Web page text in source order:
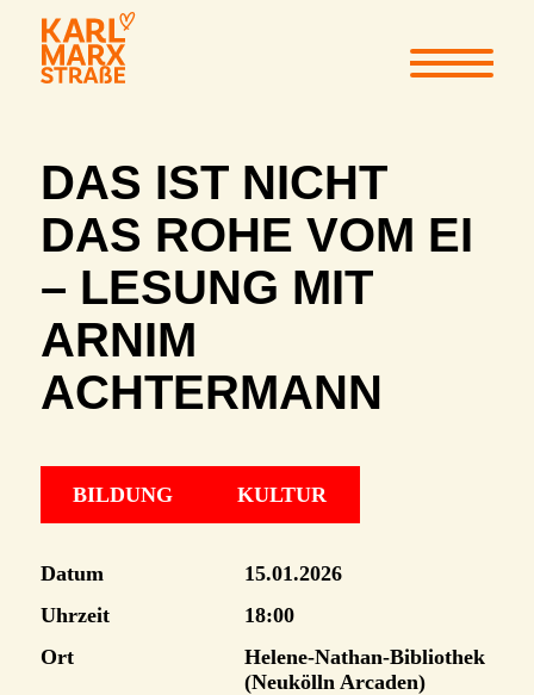
DAS IST NICHT
DAS ROHE VOM EI
– LESUNG MIT
ARNIM
ACHTERMANN
BILDUNG KULTUR
Datum
15.01.2026
Uhrzeit
18:00
Ort
Helene-Nathan-Bibliothek
(Neukölln Arcaden)